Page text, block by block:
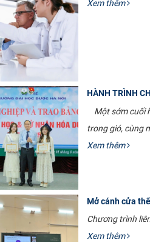
Xem thêm
HÀNH TRÌNH
Một sớm cuối
trong gió, cùng
Xem thêm
Mở cánh cửa
Chương trình
Xem thêm